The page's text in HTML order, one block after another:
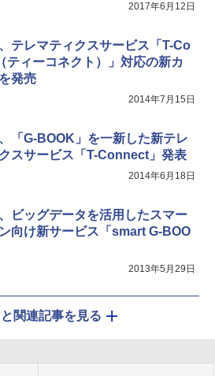
2017年6月12日
、テレマティクスサービス「T-Co
ティーコネクト）」対応の新カ
発売
2014年7月15日
、「G-BOOK」を一新した新テレ
スサービス「T-Connect」発表
2014年6月18日
、ビッグデータを活用したスマー
ン向け新サービス「smart G-BOO
2013年5月29日
と関連記事を見る